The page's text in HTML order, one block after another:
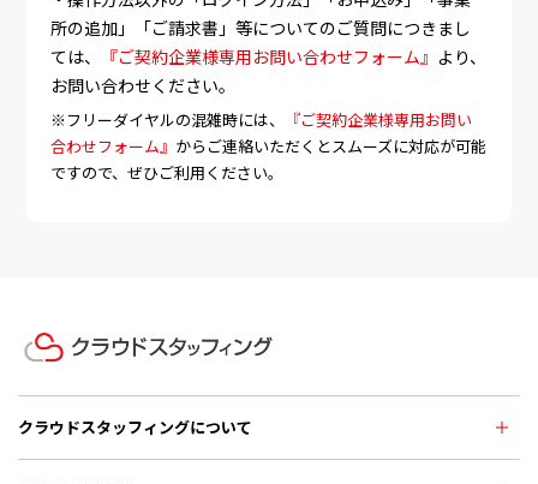
所の追加」「ご請求書」等についてのご質問につきまし
ては、
『ご契約企業様専用お問い合わせフォーム』 より、
お問い合わせください。
※フリーダイヤルの混雑時には、
『ご契約企業様専用お問い
合わせフォーム』 からご連絡いただくとスムーズに対応が可能
ですので、ぜひご利用ください。
クラウドスタッフィングについて